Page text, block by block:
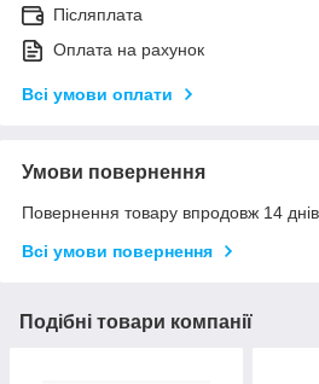
Післяплата
Оплата на рахунок
Всі умови оплати
Умови повернення
Повернення товару впродовж 14
Всі умови повернення
Подібні товари компанії